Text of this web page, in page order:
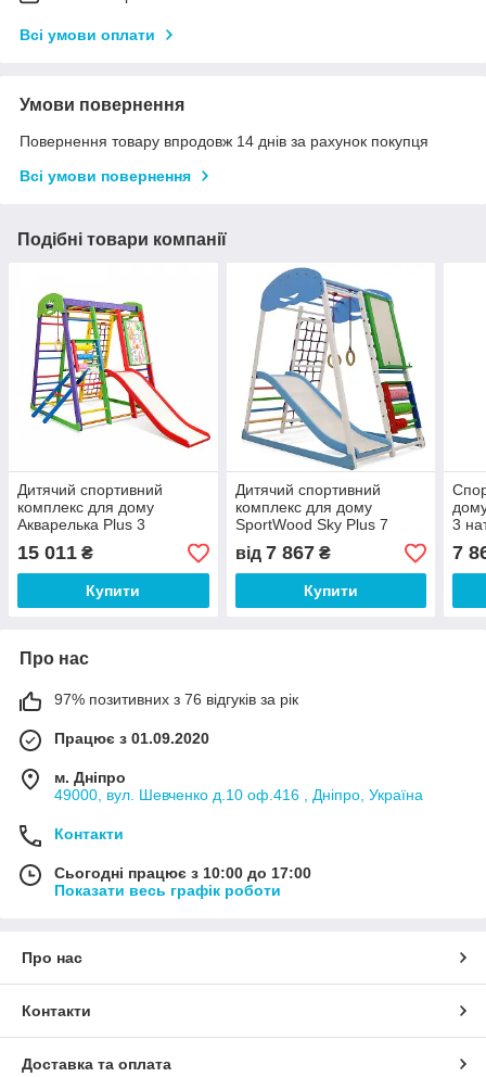
Всі умови оплати
Умови повернення
Повернення товару впродовж 14 днів за рахунок покупця
Всі умови повернення
Подібні товари компанії
Дитячий спортивний
комплекс для дому
Акварелька Plus 3
натуральне дерево,
покриття Різнобарвне (ТМ
SportBaby)
15 011 ₴
Купити
Дитячий спортивний
комплекс для дому
SportWood Sky Plus 7
натуральне дерево,
покриття Кольорове (ТМ
SportBaby)
від 7 867₴
Купити
3
7
Про нас
97% позитивних з 76 відгуків за рік
Працює з 01.09.2020
м. Дніпро
49000, вул. Шевченко д.10 оф.416 , Дніпро, Україна
Контакти
Сьогодні працює з 10:00 до 17:00
Показати весь графік роботи
Про нас
Контакти
Доставка та оплата